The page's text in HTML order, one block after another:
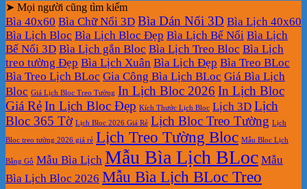
➤ Mọi người cũng tìm kiếm
Bìa 40x60 Bìa Chữ Nổi 3D Bìa Dán Nổi 3D Bìa Lịch 40x60
Bìa Lịch Bloc Bìa Lịch Bloc Đẹp Bìa Lịch Bế Nổi Bìa Lịch
Bế Nổi 3D Bìa Lịch gắn Bloc Bìa Lịch Treo Bloc Bìa Lịch
treo tường Đẹp Bìa Lịch Xuân Bìa Lịch Đẹp Bìa Treo BLoc
Bìa Treo Lịch BLoc Gia Công Bìa Lịch BLoc Giá Bìa Lịch
Bloc Giá Lịch Bloc Treo Tường In Lịch Bloc 2026 In Lịch Bloc
Giá RẻIn Lịch Bloc Đẹp Kích Thước Lịch Bloc Lịch 3D Lịch
Bloc 365 Tờ Lịch Bloc 2026 Giá Rẻ Lịch Bloc Treo Tường Lịch
Bloc treo tường 2026 giá rẻ Lịch Treo Tường Bloc Mẫu Bloc Lịch
Bằng Gỗ Mẫu Bìa Lịch Mẫu Bìa Lịch BLoc Mẫu
Bìa Lịch Bloc 2026 Mẫu Bìa Lịch BLoc Treo